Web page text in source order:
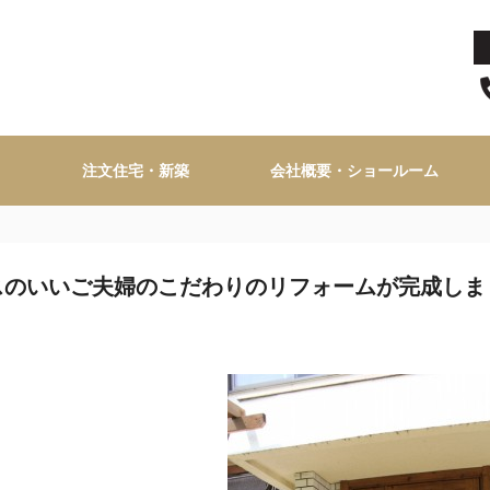
注文住宅・新築 会社概要・ショールーム
いいご夫婦のこだわりのリフォームが完成し